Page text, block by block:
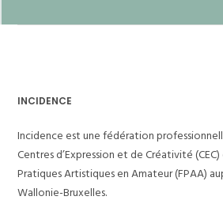
INCIDENCE
Incidence est une fédération
Centres d’Expression et de Créativité
Pratiques Artistiques en Amateur (FPAA)
Wallonie-Bruxelles.